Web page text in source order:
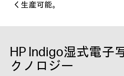
く生産可能。
HP Indigo湿式電子
クノロジー